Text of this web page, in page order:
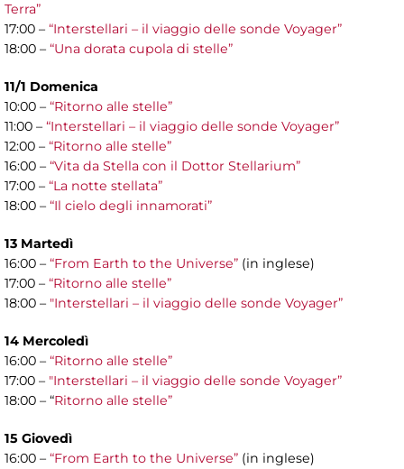
Terra”
17:00 – “Interstellari – il viaggio delle sonde Voyager”
18:00 – “Una dorata cupola di stelle”
11/1 Domenica
10:00 – “Ritorno alle stelle”
11:00 – “Interstellari – il viaggio delle sonde Voyager”
12:00 – “Ritorno alle stelle”
16:00 – “Vita da Stella con il Dottor Stellarium”
17:00 – “La notte stellata”
18:00 – “Il cielo degli innamorati”
13 Martedì
16:00 – “From Earth to the Universe” (in inglese)
17:00 – “Ritorno alle stelle”
18:00 – "Interstellari – il viaggio delle sonde Voyager”
14 Mercoledì
16:00 – “Ritorno alle stelle”
17:00 – "Interstellari – il viaggio delle sonde Voyager”
18:00 – “Ritorno alle stelle”
15 Giovedì
16:00 – “From Earth to the Universe” (in inglese)